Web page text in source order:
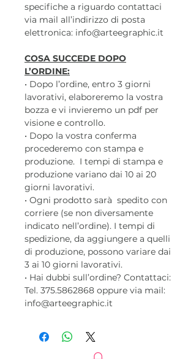
specifiche a riguardo contattaci
via mail all’indirizzo di posta
elettronica: info@arteegraphic.it
COSA SUCCEDE DOPO
L’ORDINE:
• Dopo l’ordine, entro 3 giorni
lavorativi, elaboreremo la vostra
bozza e vi invieremo un pdf per
visione e controllo.
• Dopo la vostra conferma
procederemo con stampa e
produzione. I tempi di stampa e
produzione variano dai 10 ai 20
giorni lavorativi.
• Ogni prodotto sarà spedito con
corriere (se non diversamente
indicato nell’ordine). I tempi di
spedizione, da aggiungere a quelli
di produzione, possono variare dai
3 ai 10 giorni lavorativi.
• Hai dubbi sull’ordine? Contattaci:
Tel. 375.5862868 oppure via mail:
info@arteegraphic.it